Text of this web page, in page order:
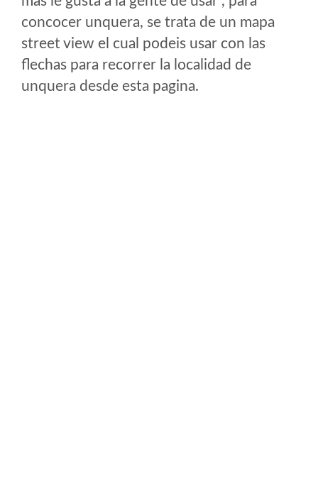
concocer unquera, se trata de un mapa
street view el cual podeis usar con las
flechas para recorrer la localidad de
unquera desde esta pagina.